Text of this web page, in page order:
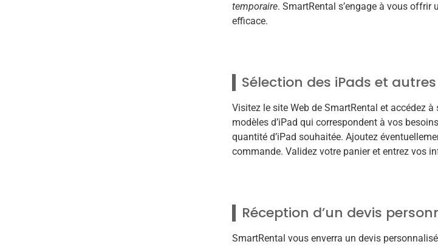
temporaire. SmartRental s’engage à vous offrir
efficace.
Sélection des iPads et
Visitez le site Web de SmartRental et accédez
modèles d’iPad qui correspondent à vos
quantité d’iPad souhaitée. Ajoutez
commande. Validez votre panier et entrez vos
Réception d’un devis
SmartRental vous enverra un devis